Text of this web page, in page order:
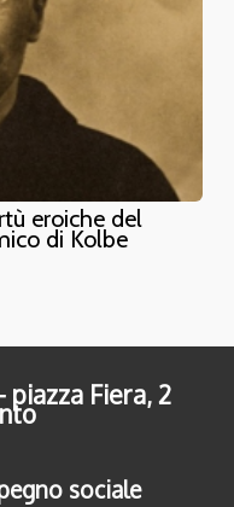
eroiche del
di Kolbe
Fiera, 2
sociale